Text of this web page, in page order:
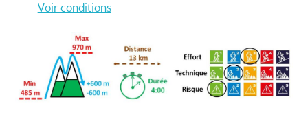
Voir conditions